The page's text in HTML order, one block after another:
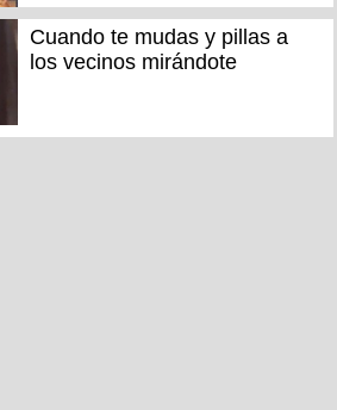
Cuando te mudas y pillas a
los vecinos mirándote